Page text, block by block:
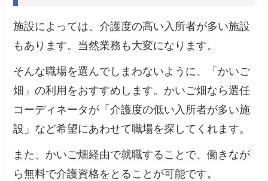
施設によっては、介護度の高い入所者が多い施設
もあります。当然業務も大変になります。
そんな職場を選んでしまわないように、「かいご
畑」の利用をおすすめします。かいご畑なら選任
コーディネータが「介護度の低い入所者が多い施
設」など希望にあわせて職場を探してくれます。
また、 かいご畑経由で就職することで、働きなが
ら無料で介護資格をとることが可能です。